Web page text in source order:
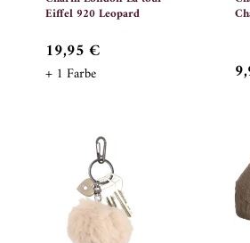
Eiffel 920 Leopard
19,95 €
+ 1 Farbe